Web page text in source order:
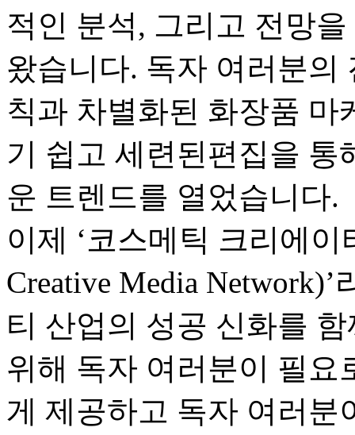
적인 분석, 그리고 전망
왔습니다. 독자 여러분의
칙과 차별화된 화장품 마
기 쉽고 세련된편집을 통
운 트렌드를 열었습니다.
이제 ‘코스메틱 크리에
Creative Media
티 산업의 성공 신화를
위해 독자 여러분이 필요
게 제공하고 독자 여러분